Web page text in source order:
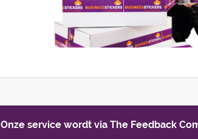
Onze service wordt via The Feedback